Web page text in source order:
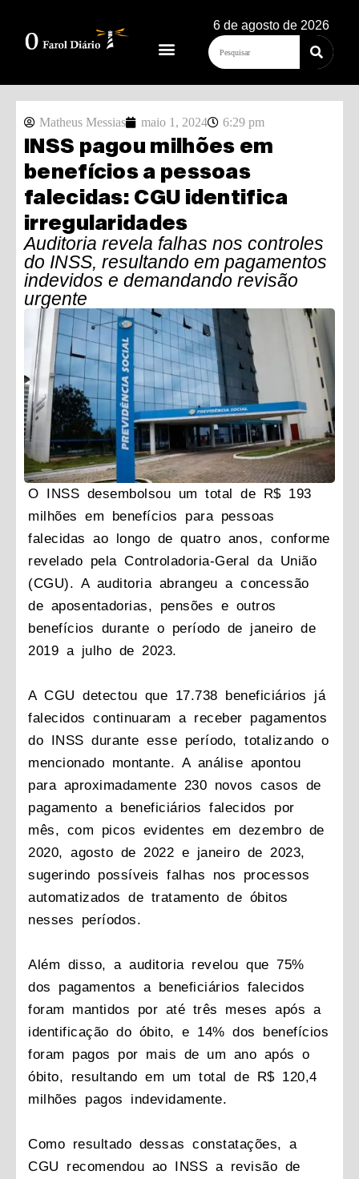
6 de agosto de 2026
Matheus Messias maio 1, 2024 6:29 pm
INSS pagou milhões em
benefícios a pessoas
falecidas: CGU identifica
irregularidades
Auditoria revela falhas nos controles
do INSS, resultando em pagamentos
indevidos e demandando revisão
urgente
O INSS desembolsou um total de R$ 193
milhões em benefícios para pessoas
falecidas ao longo de quatro anos, conforme
revelado pela Controladoria-Geral da União
(CGU). A auditoria abrangeu a concessão
de aposentadorias, pensões e outros
benefícios durante o período de janeiro de
2019 a julho de 2023.
A CGU detectou que 17.738 beneficiários já
falecidos continuaram a receber pagamentos
do INSS durante esse período, totalizando o
mencionado montante. A análise apontou
para aproximadamente 230 novos casos de
pagamento a beneficiários falecidos por
mês, com picos evidentes em dezembro de
2020, agosto de 2022 e janeiro de 2023,
sugerindo possíveis falhas nos processos
automatizados de tratamento de óbitos
nesses períodos.
Além disso, a auditoria revelou que 75%
dos pagamentos a beneficiários falecidos
foram mantidos por até três meses após a
identificação do óbito, e 14% dos benefícios
foram pagos por mais de um ano após o
óbito, resultando em um total de R$ 120,4
milhões pagos indevidamente.
Como resultado dessas constatações, a
CGU recomendou ao INSS a revisão de